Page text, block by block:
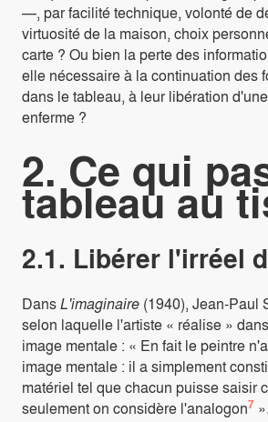
—, par facilité technique, volonté de
virtuosité de la maison, choix
carte ? Ou bien la perte des
elle nécessaire à la continuation des
dans le tableau, à leur libération
enferme ?
2. Ce qui
tableau au
2.1. Libérer l'irréel
DansL'imaginaire (1940), Jean-Paul
selon laquelle l'artiste « réalise »
image mentale : « En fait le peintre
image mentale : il a simplement
matériel tel que chacun puisse saisir
seulement on considère l'analogon7 ».